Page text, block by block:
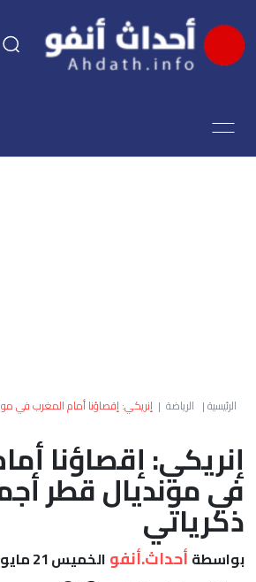
اقتصاد
العالم
أعمدة
الصحراء
الرئيسية| الرياضة | إنريكي: إقصاؤنا أمام المغرب في
إنريكي: إقصاؤنا
في مونديال قطر
ذكرياتي
بواسطة أحداث.أنفو الخميس 21 مايو, 2026 - 20:59